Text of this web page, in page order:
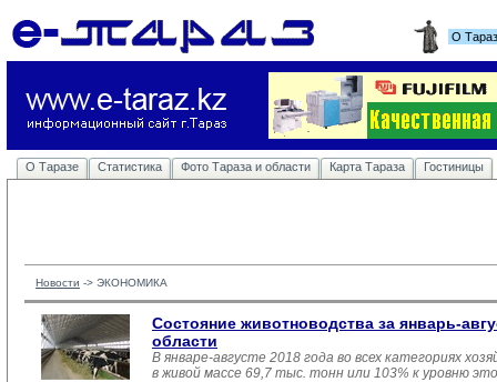
О
О Таразе Статистика Фото Тараза и области Карта Тараза Гостиницы
Новости -> ЭКОНОМИКА
Состояние животноводства за январь-
области
В январе-августе 2018 года во всех категориях
в живой массе 69,7 тыс. тонн или 103% к уровню